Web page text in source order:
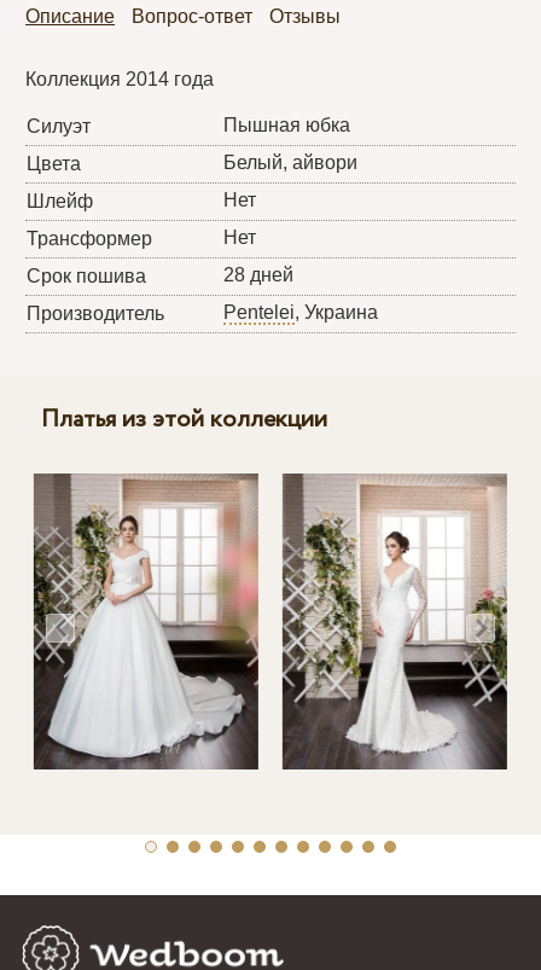
Описание Вопрос-ответ Отзывы
Коллекция 2014 года
Силуэт
Пышная юбка
Цвета
Белый, айвори
Шлейф
Нет
Трансформер
Нет
Срок пошива
28 дней
Производитель
Pentelei, Украина
Платья из этой коллекции